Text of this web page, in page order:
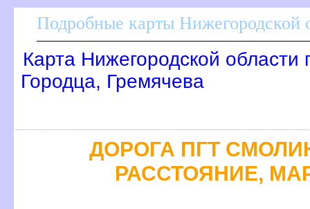
Подробные карты Нижегородской
Карта Нижегородской области
Городца, Гремячева
ДОРОГА ПГТ
РАССТОЯНИЕ,